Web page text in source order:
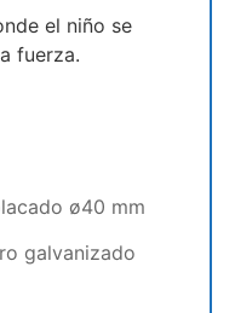
el niño se
fuerza.
ø40 mm
galvanizado